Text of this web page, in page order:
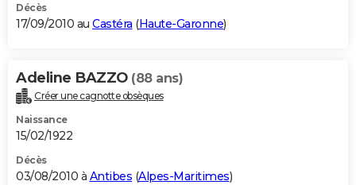
Décès
17/09/2010 au Castéra (Haute-Garonne)
Adeline BAZZO (88 ans)
Créer une cagnotte obsèques
Naissance
15/02/1922
Décès
03/08/2010 à Antibes (Alpes-Maritimes)